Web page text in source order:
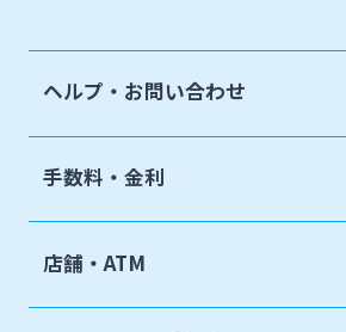
ヘルプ・お問い合わせ
手数料・金利
店舗・ATM